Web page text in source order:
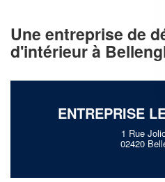
Une entreprise de
d'intérieur à
ENTREPRISE
1 Rue
02420
vosmarges
nouveaux